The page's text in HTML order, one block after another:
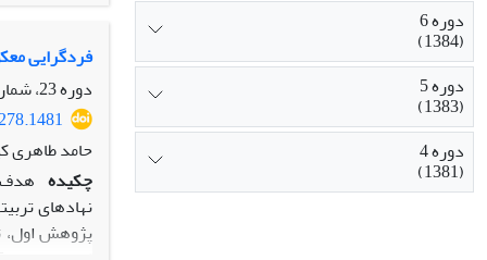
فردگرایی
دوره 23، شماره 2، تابستان 1401، صفحه
حامد طاهری
چکیده هدف
نهادهای
پژوهش اول،
دوره 6
(1384)
دوره 5
(1383)
دوره 4
(1381)